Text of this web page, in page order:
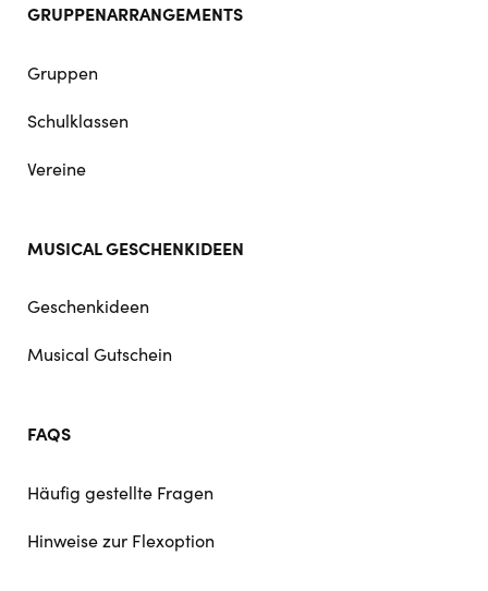
GRUPPENARRANGEMENTS
Gruppen
Schulklassen
Vereine
MUSICAL GESCHENKIDEEN
Geschenkideen
Musical Gutschein
FAQS
Häufig gestellte Fragen
Hinweise zur Flexoption